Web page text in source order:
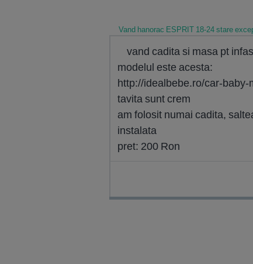
Vand hanorac ESPRIT 18-24 stare
vand cadita si masa pt
modelul este acesta:
http://idealbebe.ro/car-
tavita sunt crem
am folosit numai cadita,
instalata
pret: 200 Ron